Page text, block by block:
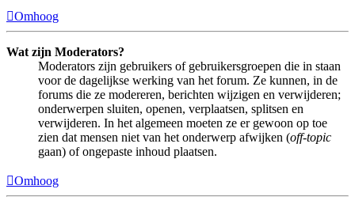
Omhoog
Wat zijn Moderators?
Moderators zijn gebruikers of gebruikersgroepen die in staan
voor de dagelijkse werking van het forum. Ze kunnen, in de
forums die ze modereren, berichten wijzigen en verwijderen;
onderwerpen sluiten, openen, verplaatsen, splitsen en
verwijderen. In het algemeen moeten ze er gewoon op toe
zien dat mensen niet van het onderwerp afwijken (off-topic
gaan) of ongepaste inhoud plaatsen.
Omhoog